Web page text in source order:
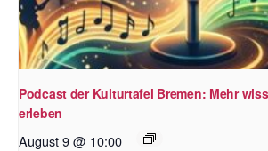
Podcast der Kulturtafel Bremen: Mehr
erleben
August 9 @ 10:00